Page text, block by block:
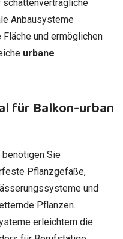
Anbausysteme
und ermöglichen
urbane
für Balkon-urban
benötigen Sie
Pflanzgefäße,
und
Pflanzen.
erleichtern die